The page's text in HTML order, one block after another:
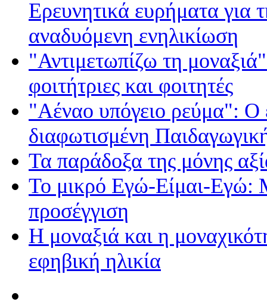
Ερευνητικά ευρήματα για
αναδυόμενη ενηλικίωση
"Αντιμετωπίζω τη
φοιτήτριες και φοιτητές
"Αέναο υπόγειο ρεύμα": Ο
διαφωτισμένη
Τα παράδοξα της μόνης
Το μικρό Εγώ-Είμαι-Εγώ:
προσέγγιση
Η μοναξιά και η
εφηβική ηλικία